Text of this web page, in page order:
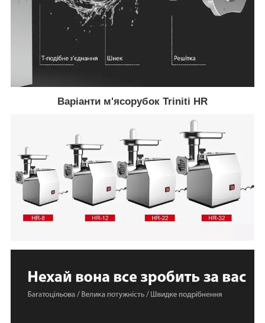
Варіанти м'ясорубок Triniti HR